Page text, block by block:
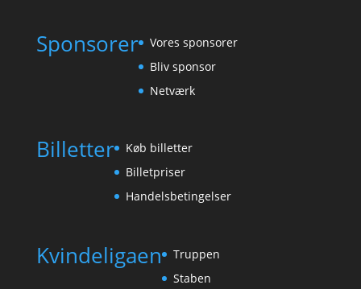
Sponsorer
Vores sponsorer
Bliv sponsor
Netværk
Billetter
Køb billetter
Billetpriser
Handelsbetingelser
Kvindeligaen
Truppen
Staben